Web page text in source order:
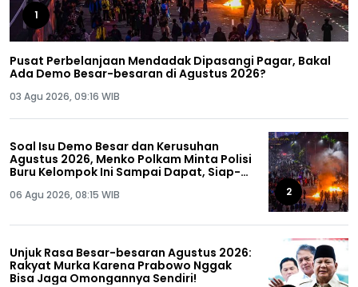
1
Pusat Perbelanjaan Mendadak Dipasangi Pagar, Bakal
Ada Demo Besar-besaran di Agustus 2026?
03 Agu 2026, 09:16 WIB
Soal Isu Demo Besar dan Kerusuhan
Agustus 2026, Menko Polkam Minta Polisi
Buru Kelompok Ini Sampai Dapat, Siap-
06 Agu 2026, 08:15 WIB 2
Unjuk Rasa Besar-besaran Agustus 2026:
Rakyat Murka Karena Prabowo Nggak
Bisa Jaga Omongannya Sendiri!